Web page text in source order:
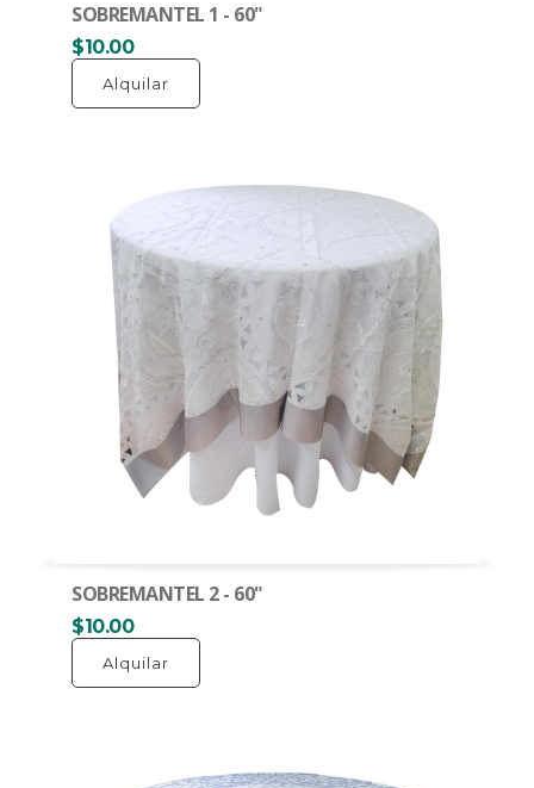
SOBREMANTEL 1 - 60"
$10.00
Alquilar
SOBREMANTEL 2 - 60"
$10.00
Alquilar